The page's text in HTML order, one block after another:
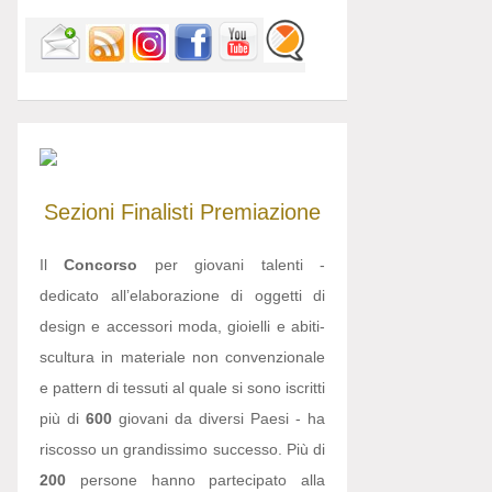
Sezioni Finalisti Premiazione
IlConcorso per giovani talenti -
dedicato all’elaborazione di oggetti di
design e accessori moda, gioielli e abiti-
scultura in materiale non convenzionale
e pattern di tessuti al quale si sono iscritti
più di 600 giovani da diversi Paesi - ha
riscosso un grandissimo successo. Più di
200 persone hanno partecipato alla